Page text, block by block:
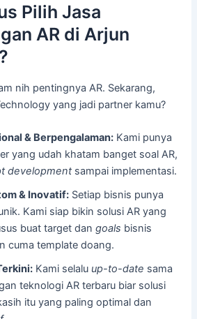
Pilih Jasa
AR di Arjun
nih pentingnya AR. Sekarang,
yang jadi partner kamu?
& Berpengalaman: Kami punya
yang udah khatam banget soal AR,
developmentsampai implementasi.
& Inovatif: Setiap bisnis punya
Kami siap bikin solusi AR yang
buat target dangoals bisnis
cuma template doang.
Kami selalu up-to-date sama
teknologi AR terbaru biar solusi
itu yang paling optimal dan